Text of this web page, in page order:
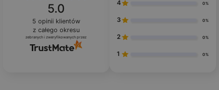
5.0
5 opinii klientów
z całego okresu
zebranych i zweryfikowanych przez
4 0%
3 0%
2 0%
1 0%